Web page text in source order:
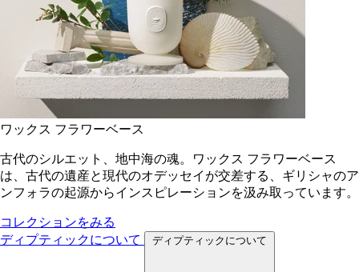
ワックス フラワーベース
古代のシルエット、地中海の魂。ワックス フラワーベース
は、古代の遺産と現代のオデッセイが交差する、ギリシャのア
ンフォラの起源からインスピレーションを汲み取っています。
コレクションをみる
ディプティックについて
ディプティックについて